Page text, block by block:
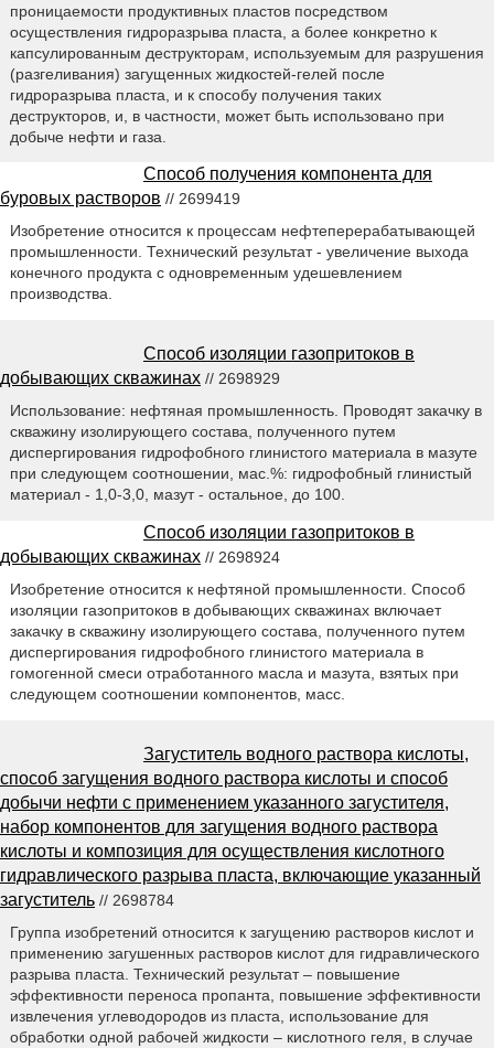
проницаемости продуктивных пластов посредством
осуществления гидроразрыва пласта, а более конкретно к
капсулированным деструкторам, используемым для разрушения
(разгеливания) загущенных жидкостей-гелей после
гидроразрыва пласта, и к способу получения таких
деструкторов, и, в частности, может быть использовано при
добыче нефти и газа.
Способ получения компонента для
буровых растворов // 2699419
Изобретение относится к процессам нефтеперерабатывающей
промышленности. Технический результат - увеличение выхода
конечного продукта с одновременным удешевлением
производства.
Способ изоляции газопритоков в
добывающих скважинах // 2698929
Использование: нефтяная промышленность. Проводят закачку в
скважину изолирующего состава, полученного путем
диспергирования гидрофобного глинистого материала в мазуте
при следующем соотношении, мас.%: гидрофобный глинистый
материал - 1,0-3,0, мазут - остальное, до 100.
Способ изоляции газопритоков в
добывающих скважинах // 2698924
Изобретение относится к нефтяной промышленности. Способ
изоляции газопритоков в добывающих скважинах включает
закачку в скважину изолирующего состава, полученного путем
диспергирования гидрофобного глинистого материала в
гомогенной смеси отработанного масла и мазута, взятых при
следующем соотношении компонентов, масс.
Загуститель водного раствора кислоты,
способ загущения водного раствора кислоты и способ
добычи нефти с применением указанного загустителя,
набор компонентов для загущения водного раствора
кислоты и композиция для осуществления кислотного
гидравлического разрыва пласта, включающие указанный
загуститель // 2698784
Группа изобретений относится к загущению растворов кислот и
применению загушенных растворов кислот для гидравлического
разрыва пласта. Технический результат – повышение
эффективности переноса пропанта, повышение эффективности
извлечения углеводородов из пласта, использование для
обработки одной рабочей жидкости – кислотного геля, в случае